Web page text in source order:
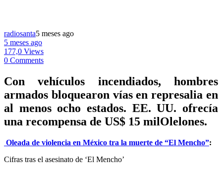
radiosanta5 meses ago
5 meses ago
177,0 Views
0 Comments
Con vehículos incendiados, hombres
armados bloquearon vías en represalia en
al menos ocho estados. EE. UU. ofrecía
una recompensa de US$ 15 milOlelones.
Oleada de violencia en México tra la muerte de “El Mencho”:
Cifras tras el asesinato de ‘El Mencho’